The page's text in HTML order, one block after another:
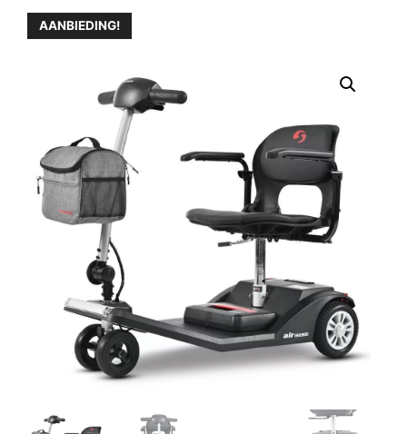
AANBIEDING!